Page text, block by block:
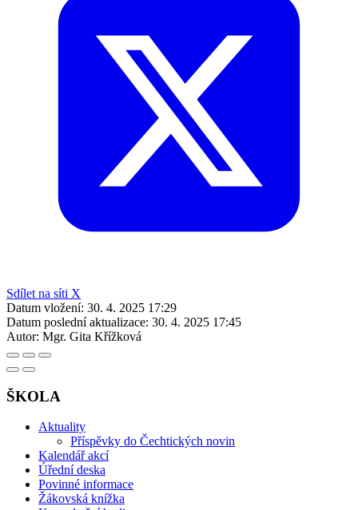
Sdílet na síti X
Datum vložení: 30. 4. 2025 17:29
Datum poslední aktualizace: 30. 4. 2025 17:45
Autor: Mgr. Gita Křížková
ŠKOLA
Aktuality
Příspěvky do Čechtických novin
Kalendář akcí
Úřední deska
Povinné informace
Žákovská knížka